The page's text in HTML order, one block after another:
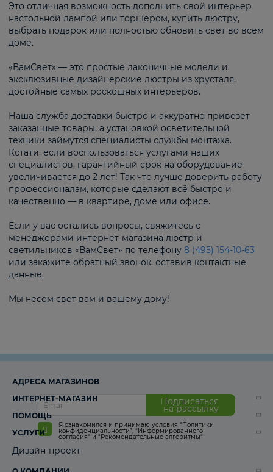
Это отличная возможность дополнить свой интерьер
настольной лампой или торшером, купить люстру,
выбрать подарок или полностью обновить свет во всем
доме.
«ВамСвет» — это простые лаконичные модели и
эксклюзивные дизайнерские люстры из хрусталя,
достойные самых роскошных интерьеров.
Наша служба доставки быстро и аккуратно привезет
заказанные товары, а установкой осветительной
техники займутся специалисты службы монтажа.
Кстати, если воспользоваться услугами наших
специалистов, гарантийный срок на оборудование
увеличивается до 2 лет! Так что лучше доверить работу
профессионалам, которые сделают всё быстро и
качественно — в квартире, доме или офисе.
Если у вас остались вопросы, свяжитесь с
менеджерами интернет-магазина люстр и
светильников «ВамСвет» по телефону 8 (495) 154-10-63
или закажите обратный звонок, оставив контактные
данные.
Мы несем свет вам и вашему дому!
Подписаться
на рассылку
Я ознакомился и принимаю условия “Политики
конфиденциальности”, “Информированного
согласия“ и “Рекомендательные алгоритмы“
АДРЕСА МАГАЗИНОВ
ИНТЕРНЕТ-МАГАЗИН
ПОМОЩЬ
УСЛУГИ
Дизайн-проект